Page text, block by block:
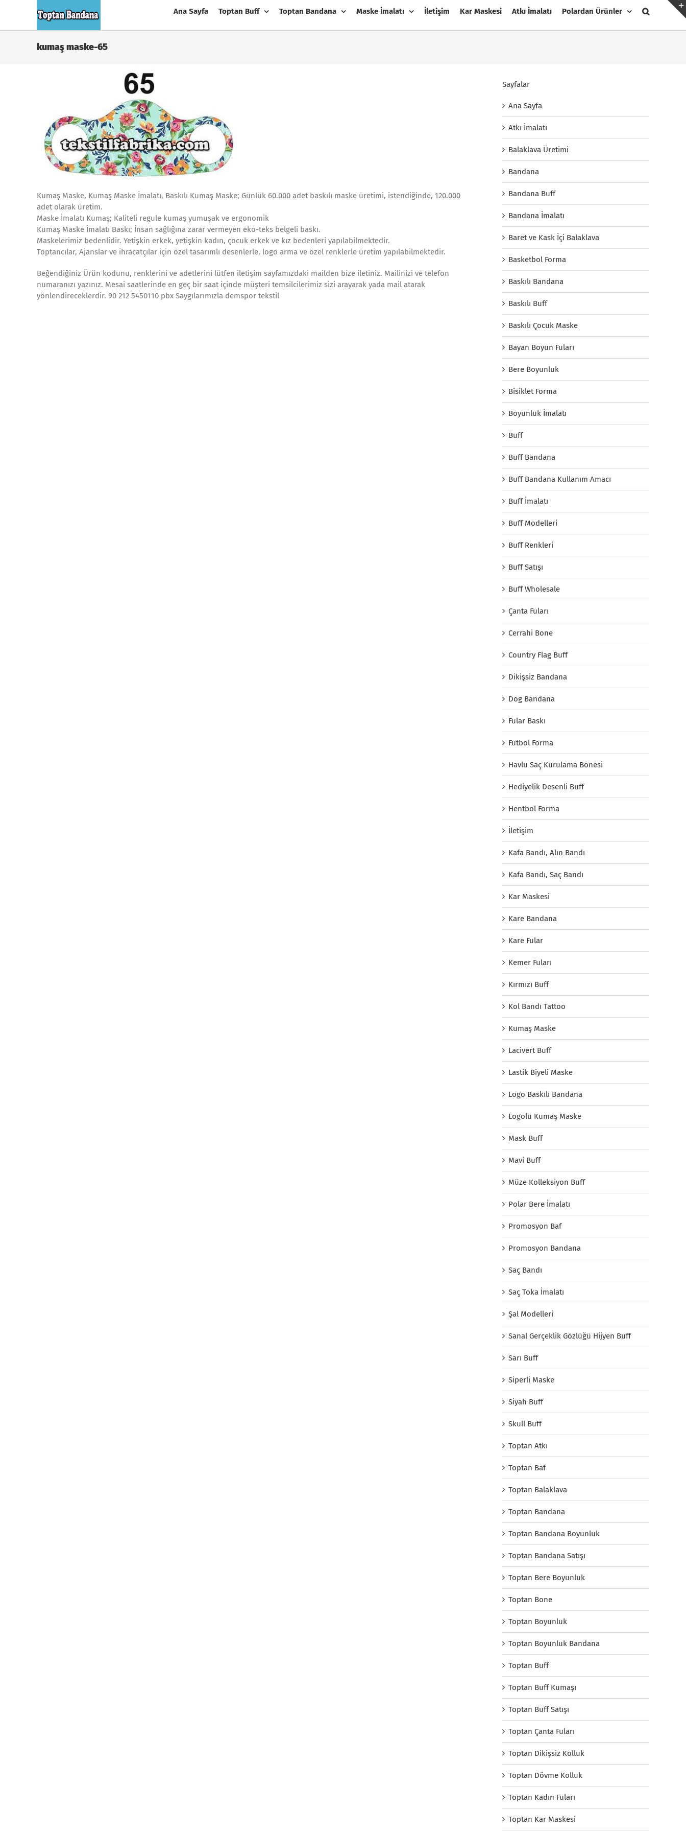
Ana Sayfa Toptan Buff Toptan Bandana Maske İmalatı İletişim Kar Maskesi Atkı İmalatı Polardan Ürünler
kumaş maske-65
Kumaş Maske, Kumaş Maske İmalatı, Baskılı Kumaş Maske; Günlük 60.000 adet baskılı maske üretimi, istendiğinde, 120.000
adet olarak üretim.
Maske İmalatı Kumaş; Kaliteli regule kumaş yumuşak ve ergonomik
Kumaş Maske İmalatı Baskı; İnsan sağlığına zarar vermeyen eko-teks belgeli baskı.
Maskelerimiz bedenlidir. Yetişkin erkek, yetişkin kadın, çocuk erkek ve kız bedenleri yapılabilmektedir.
Toptancılar, Ajanslar ve ihracatçılar için özel tasarımlı desenlerle, logo arma ve özel renklerle üretim yapılabilmektedir.
Beğendiğiniz Ürün kodunu, renklerini ve adetlerini lütfen iletişim sayfamızdaki mailden bize iletiniz. Mailinizi ve telefon
numaranızı yazınız. Mesai saatlerinde en geç bir saat içinde müşteri temsilcilerimiz sizi arayarak yada mail atarak
yönlendireceklerdir. 90 212 5450110 pbx Saygılarımızla demspor tekstil
Sayfalar
Ana Sayfa
Atkı İmalatı
Balaklava Üretimi
Bandana
Bandana Buff
Bandana İmalatı
Baret ve Kask İçi Balaklava
Basketbol Forma
Baskılı Bandana
Baskılı Buff
Baskılı Çocuk Maske
Bayan Boyun Fuları
Bere Boyunluk
Bisiklet Forma
Boyunluk İmalatı
Buff
Buff Bandana
Buff Bandana Kullanım Amacı
Buff İmalatı
Buff Modelleri
Buff Renkleri
Buff Satışı
Buff Wholesale
Çanta Fuları
Cerrahi Bone
Country Flag Buff
Dikişsiz Bandana
Dog Bandana
Fular Baskı
Futbol Forma
Havlu Saç Kurulama Bonesi
Hediyelik Desenli Buff
Hentbol Forma
İletişim
Kafa Bandı, Alın Bandı
Kafa Bandı, Saç Bandı
Kar Maskesi
Kare Bandana
Kare Fular
Kemer Fuları
Kırmızı Buff
Kol Bandı Tattoo
Kumaş Maske
Lacivert Buff
Lastik Biyeli Maske
Logo Baskılı Bandana
Logolu Kumaş Maske
Mask Buff
Mavi Buff
Müze Kolleksiyon Buff
Polar Bere İmalatı
Promosyon Baf
Promosyon Bandana
Saç Bandı
Saç Toka İmalatı
Şal Modelleri
Sanal Gerçeklik Gözlüğü Hijyen Buff
Sarı Buff
Siperli Maske
Siyah Buff
Skull Buff
Toptan Atkı
Toptan Baf
Toptan Balaklava
Toptan Bandana
Toptan Bandana Boyunluk
Toptan Bandana Satışı
Toptan Bere Boyunluk
Toptan Bone
Toptan Boyunluk
Toptan Boyunluk Bandana
Toptan Buff
Toptan Buff Kumaşı
Toptan Buff Satışı
Toptan Çanta Fuları
Toptan Dikişsiz Kolluk
Toptan Dövme Kolluk
Toptan Kadın Fuları
Toptan Kar Maskesi